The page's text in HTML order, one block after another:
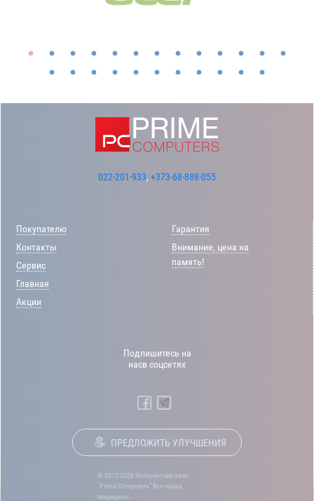
022-201-933, +373-68-888-055
Покупателю
Контакты
Сервис
Главная
Акции
Гарантия
Внимание, цена на
память!
Подпишитесь на
насв соцсетях
ПРЕДЛОЖИТЬ УЛУЧШЕНИЯ
© 2012-2026 Интернет-магазин
“Prime-Computers” Все права
защищены.